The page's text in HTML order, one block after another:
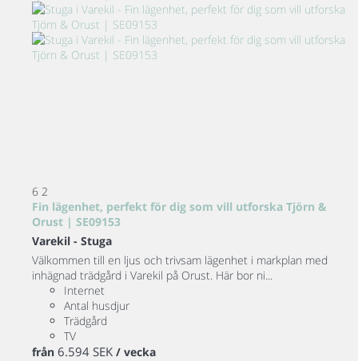
6 2
Fin lägenhet, perfekt för dig som vill utforska Tjörn &
Orust | SE09153
Varekil - Stuga
Välkommen till en ljus och trivsam lägenhet i markplan med
inhägnad trädgård i Varekil på Orust. Här bor ni...
Internet
Antal husdjur
Trädgård
TV
från 6.594 SEK / vecka